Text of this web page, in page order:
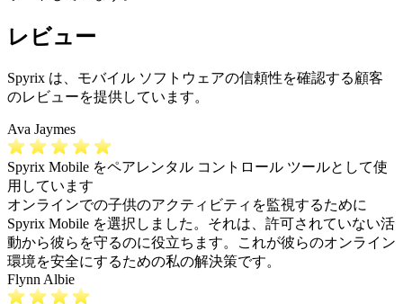
レビュー
Spyrix は、モバイル ソフトウェアの信頼性を確認する顧客
のレビューを提供しています。
Ava Jaymes
Spyrix Mobile をペアレンタル コントロール ツールとして使
用しています
オンラインでの子供のアクティビティを監視するために
Spyrix Mobile を選択しました。それは、許可されていない活
動から彼らを守るのに役立ちます。これが彼らのオンライン
環境を安全にするための私の解決策です。
Flynn Albie